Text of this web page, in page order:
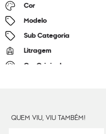
Cor
Modelo
Sub Categoria
Litragem
Cor Original
QUEM VIU, VIU TAMBÉM!